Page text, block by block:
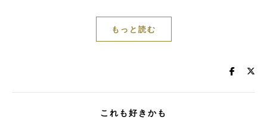
もっと読む
これも好きかも